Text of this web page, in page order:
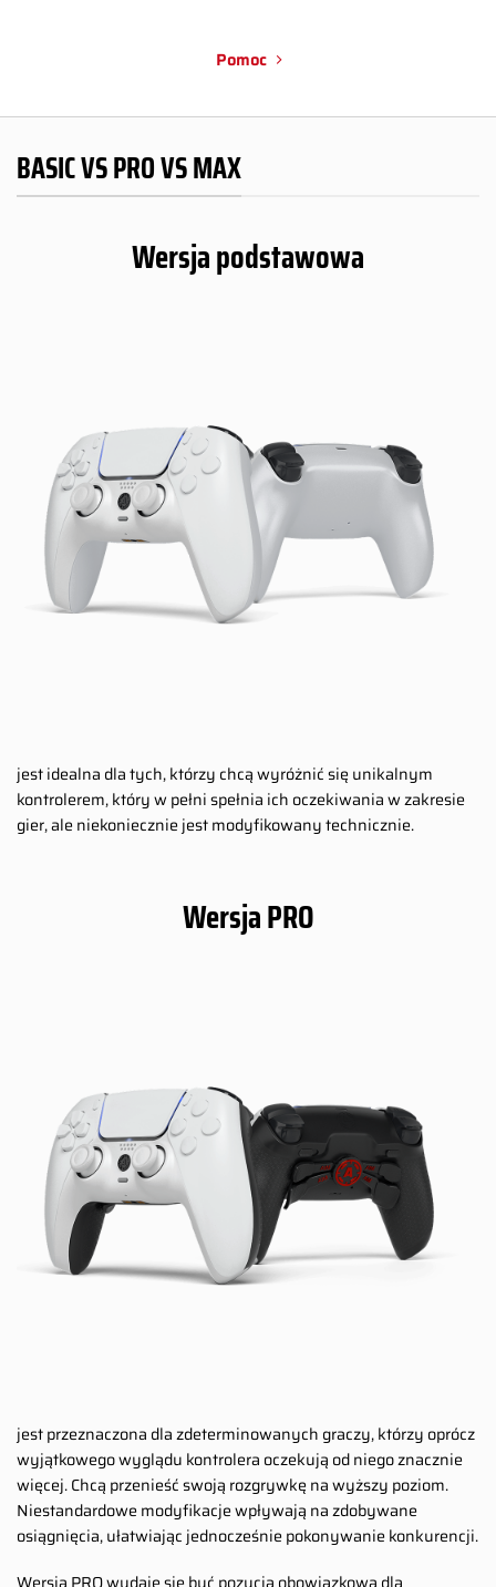
Pomoc
BASIC VS PRO VS MAX
Wersja podstawowa
jest idealna dla tych, którzy chcą wyróżnić się unikalnym
kontrolerem, który w pełni spełnia ich oczekiwania w zakresie
gier, ale niekoniecznie jest modyfikowany technicznie.
Wersja PRO
jest przeznaczona dla zdeterminowanych graczy, którzy oprócz
wyjątkowego wyglądu kontrolera oczekują od niego znacznie
więcej. Chcą przenieść swoją rozgrywkę na wyższy poziom.
Niestandardowe modyfikacje wpływają na zdobywane
osiągnięcia, ułatwiając jednocześnie pokonywanie konkurencji.